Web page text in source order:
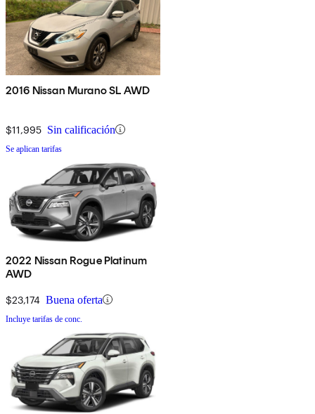
2016 Nissan Murano SL AWD
$11,995 Sin calificación
Se aplican tarifas
2022 Nissan Rogue Platinum
AWD
$23,174 Buena oferta
Incluye tarifas de conc.